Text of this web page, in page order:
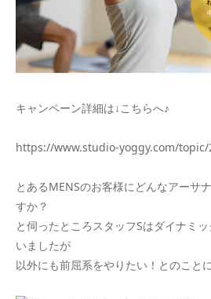
キャンペーン詳細は↓こちらへ♪
https://www.studio-yoggy.com/
とあるMENSのお客様にどんなアーサ
すか？
と伺ったところスタッフSはダイナミ
いましたが
以外にも前屈系をやりたい！とのこと